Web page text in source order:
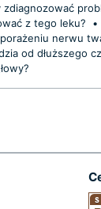
z tego leku?
•
nerwu
od dłuższego